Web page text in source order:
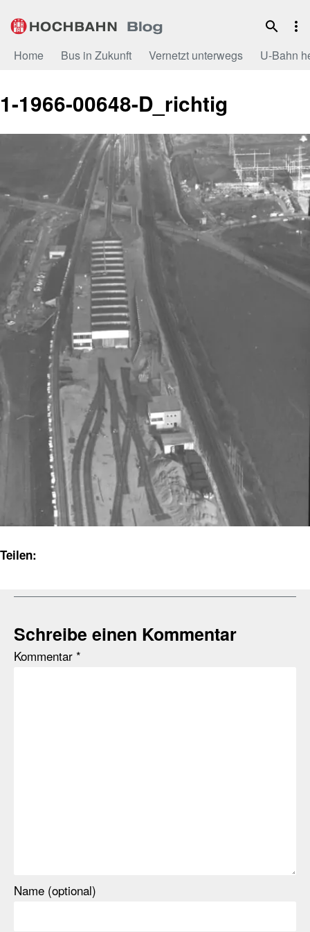
Inhalt
Home Bus in Zukunft Vernetzt unterwegs U-Bahn
1-1966-00648-D_richtig
Teilen:
Schreibe einen Kommentar
Kommentar *
Name (optional)